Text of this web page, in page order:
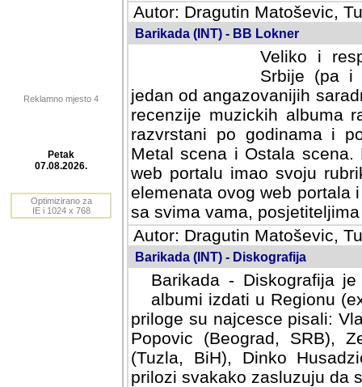
Reklamno mjesto 4
Autor: Dragutin Matoševic,
Barikada (INT) - BB Lokner
Veliko i
Srbije (pa i
jedan od angazovanijih
recenzije muzickih albuma
razvrstani po godinama i po
scena i Ostala scena.
portalu imao svoju
elemenata ovog web portala
sa svima vama,
Autor: Dragutin Matoševic,
Barikada (INT) - Diskografija
Barikada - Diskografija
albumi izdati u Regionu
priloge su najcesce pisali:
Popovic (Beograd, SRB),
(Tuzla, BiH), Dinko
prilozi svakako zasluzuju da